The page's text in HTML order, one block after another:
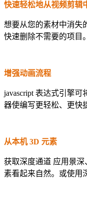
快速轻松地从视频剪辑
想要从您的素材中消失
快速删除不需要的项目
增强动画流程
jаvascript 表达式引擎
器使编写更轻松、更快
从本机 3D 元素
获取深度通道 应用景
素看起来自然。或使用